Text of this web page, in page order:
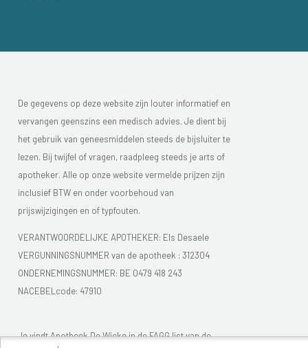
De gegevens op deze website zijn louter informatief en
vervangen geenszins een medisch advies. Je dient bij
het gebruik van geneesmiddelen steeds de bijsluiter te
lezen. Bij twijfel of vragen, raadpleeg steeds je arts of
apotheker. Alle op onze website vermelde prijzen zijn
inclusief BTW en onder voorbehoud van
prijswijzigingen en of typfouten.
VERANTWOORDELIJKE APOTHEKER: Els Desaele
VERGUNNINGSNUMMER van de apotheek : 312304
ONDERNEMINGSNUMMER: BE 0479 418 243
NACEBELcode: 47910
Je vindt Apotheek De Wieke in de FAGG list van de